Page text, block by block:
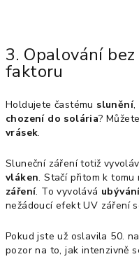
3. Opalování
faktoru
Holdujete častému slunění,
chození do solária?
vrásek.
Sluneční záření totiž
vláken. Stačí přitom k tomu
záření. To vyvolává
nežádoucí efekt UV záření
Pokud jste už oslavila 50.
pozor na to, jak intenzivně